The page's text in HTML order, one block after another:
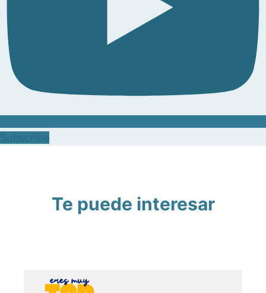
Te puede interesar